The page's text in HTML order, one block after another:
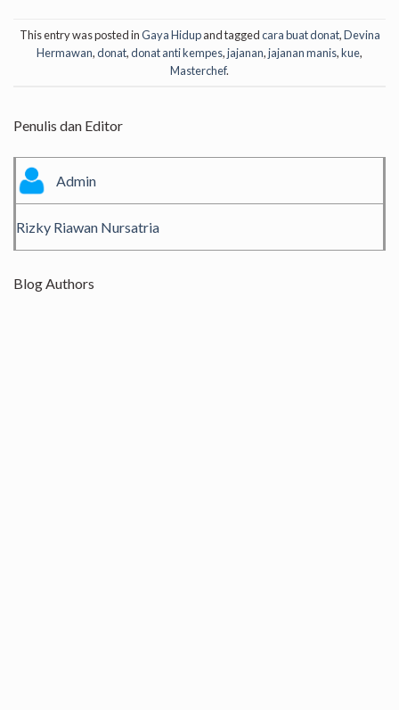
This entry was posted inGaya Hidupand taggedcara buat donat,Devina
Hermawan,donat,donat anti kempes,jajanan,jajanan manis,kue,
Masterchef.
Penulis dan Editor
Admin
Rizky Riawan Nursatria
Blog Authors